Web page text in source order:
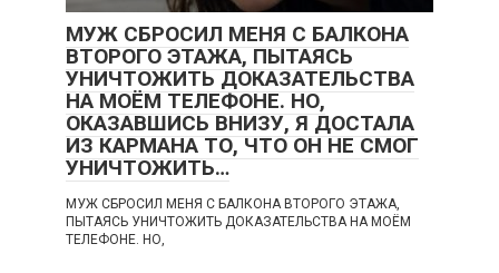
МУЖ СБРОСИЛ МЕНЯ С БАЛКОНА
ВТОРОГО ЭТАЖА, ПЫТАЯСЬ
УНИЧТОЖИТЬ ДОКАЗАТЕЛЬСТВА
НА МОЁМ ТЕЛЕФОНЕ. НО,
ОКАЗАВШИСЬ ВНИЗУ, Я ДОСТАЛА
ИЗ КАРМАНА ТО, ЧТО ОН НЕ СМОГ
УНИЧТОЖИТЬ…
МУЖ СБРОСИЛ МЕНЯ С БАЛКОНА ВТОРОГО ЭТАЖА,
ПЫТАЯСЬ УНИЧТОЖИТЬ ДОКАЗАТЕЛЬСТВА НА МОЁМ
ТЕЛЕФОНЕ. НО,